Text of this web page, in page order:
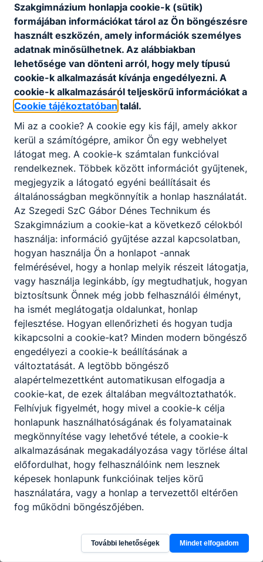
Megosztás
Szakgimnázium honlapja cookie-k (sütik)
formájában információkat tárol az Ön böngészésre
használt eszközén, amely információk személyes
adatnak minősülhetnek. Az alábbiakban
lehetősége van dönteni arról, hogy mely típusú
cookie-k alkalmazását kívánja engedélyezni. A
cookie-k alkalmazásáról teljeskörű információkat a
Cookie tájékoztatóban talál.
Mi az a cookie? A cookie egy kis fájl, amely akkor
kerül a számítógépre, amikor Ön egy webhelyet
látogat meg. A cookie-k számtalan funkcióval
rendelkeznek. Többek között információt gyűjtenek,
megjegyzik a látogató egyéni beállításait és
általánosságban megkönnyítik a honlap használatát.
Az Szegedi SzC Gábor Dénes Technikum és
Szakgimnázium a cookie-kat a következő célokból
használja: információ gyűjtése azzal kapcsolatban,
hogyan használja Ön a honlapot -annak
felmérésével, hogy a honlap melyik részeit látogatja,
vagy használja leginkább, így megtudhatjuk, hogyan
biztosítsunk Önnek még jobb felhasználói élményt,
ha ismét meglátogatja oldalunkat, honlap
fejlesztése. Hogyan ellenőrizheti és hogyan tudja
kikapcsolni a cookie-kat? Minden modern böngésző
engedélyezi a cookie-k beállításának a
változtatását. A legtöbb böngésző
alapértelmezettként automatikusan elfogadja a
cookie-kat, de ezek általában megváltoztathatók.
Felhívjuk figyelmét, hogy mivel a cookie-k célja
honlapunk használhatóságának és folyamatainak
megkönnyítése vagy lehetővé tétele, a cookie-k
alkalmazásának megakadályozása vagy törlése által
előfordulhat, hogy felhasználóink nem lesznek
képesek honlapunk funkcióinak teljes körű
használatára, vagy a honlap a tervezettől eltérően
fog működni böngészőjében.
További lehetőségek Mindet elfogadom